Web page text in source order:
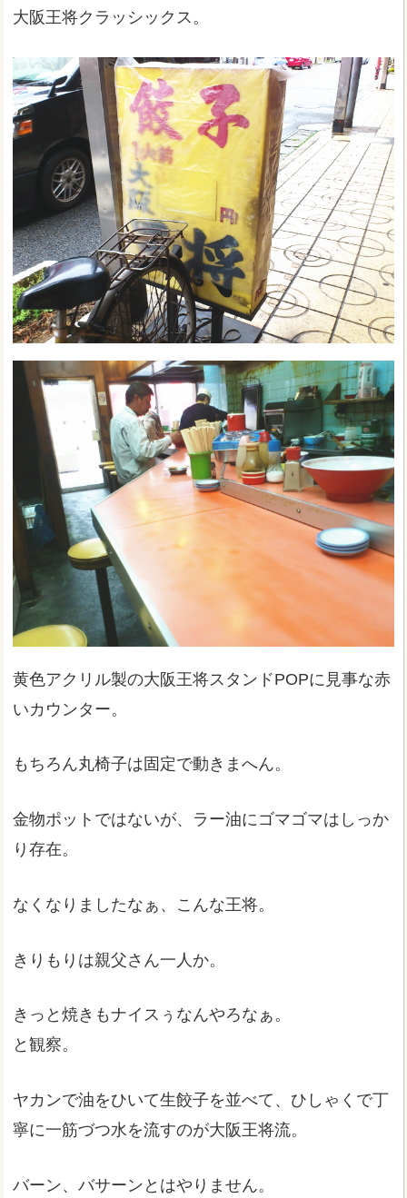
大阪王将クラッシックス。
黄色アクリル製の大阪王将スタンドPOPに見事な赤
いカウンター。
もちろん丸椅子は固定で動きまへん。
金物ポットではないが、ラー油にゴマゴマはしっか
り存在。
なくなりましたなぁ、こんな王将。
きりもりは親父さん一人か。
きっと焼きもナイスぅなんやろなぁ。
と観察。
ヤカンで油をひいて生餃子を並べて、ひしゃくで丁
寧に一筋づつ水を流すのが大阪王将流。
バーン、バサーンとはやりません。